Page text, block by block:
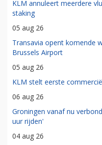
KLM annuleert meerdere
staking
05 aug 26
Transavia opent komende
Brussels Airport
05 aug 26
KLM stelt eerste
06 aug 26
Groningen vanaf nu
uur rijden'
04 aug 26